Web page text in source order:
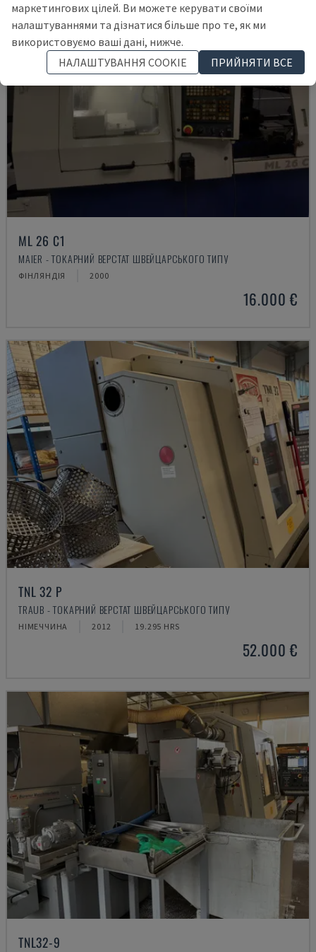
ML 26 C1
MAIER - ТОКАРНИЙ ВЕРСТАТ ШВЕЙЦАРСЬКОГО ТИПУ
ФІНЛЯНДІЯ 2000
16.000 €
TNL 32 P
TRAUB - ТОКАРНИЙ ВЕРСТАТ ШВЕЙЦАРСЬКОГО ТИПУ
НІМЕЧЧИНА 2012 19.295 HRS
52.000 €
TNL32-9
маркетингових цілей. Ви можете керувати своїми
налаштуваннями та дізнатися більше про те, як ми
використовуємо ваші дані, нижче.
НАЛАШТУВАННЯ COOKIE
ПРИЙНЯТИ ВСЕ